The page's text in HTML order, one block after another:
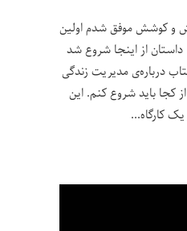
و کوشش موفق شدم اولین
داستان از اینجا شروع شد
درباره‌ی مدیریت زندگی
کجا باید شروع کنم. این
کارگاه